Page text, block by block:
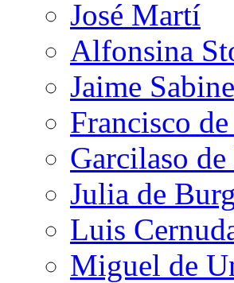
José Martí
Alfonsina
Jaime
Francisco
Garcilaso de
Julia de
Luis
Miguel de